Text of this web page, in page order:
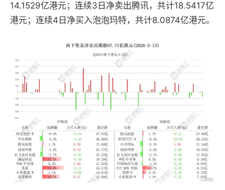
14.1529亿港元；连续3日净卖出腾讯，共计18.5417亿
港元；连续4日净买入泡泡玛特，共计8.0874亿港元。